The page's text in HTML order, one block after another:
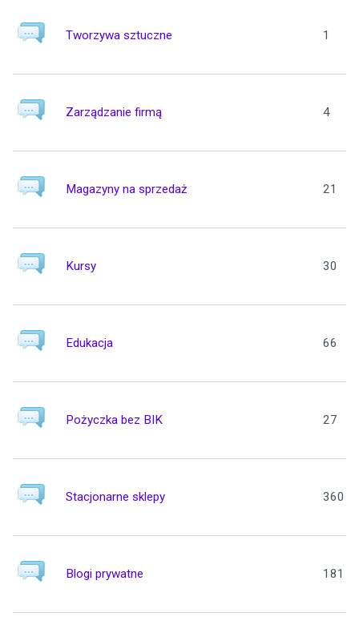
Tworzywa sztuczne 1
Zarządzanie firmą 4
Magazyny na sprzedaż 21
Kursy 30
Edukacja 66
Pożyczka bez BIK 27
Stacjonarne sklepy 360
Blogi prywatne 181